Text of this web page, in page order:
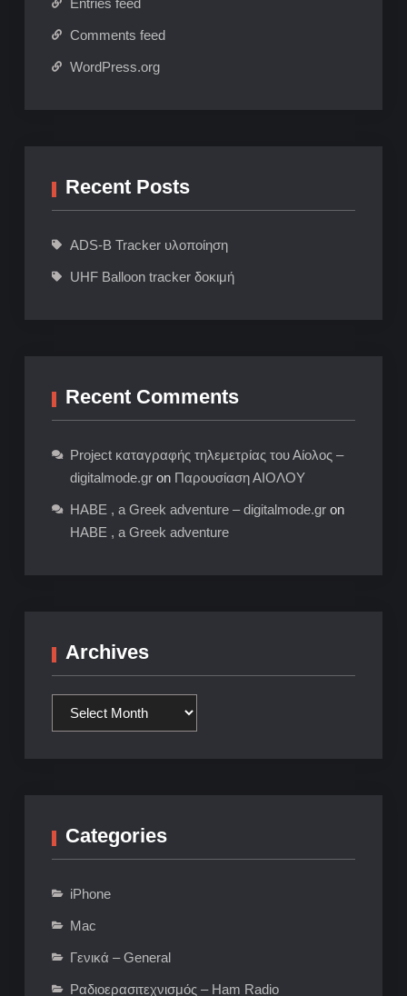
Comments feed
WordPress.org
Recent Posts
ADS-B Tracker υλοποίηση
UHF Balloon tracker δοκιμή
Recent Comments
Project καταγραφής τηλεμετρίας του Αίολος –
digitalmode.gron Παρουσίαση ΑΙΟΛΟΥ
HABE , a Greek adventure – digitalmode.gron
HABE , a Greek adventure
Archives
Archives
Categories
iPhone
Mac
Γενικά – General
Ραδιοερασιτεχνισμός – Ham Radio